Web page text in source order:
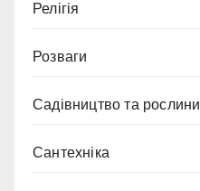
Релігія
Розваги
Садівництво та рослини
Сантехніка